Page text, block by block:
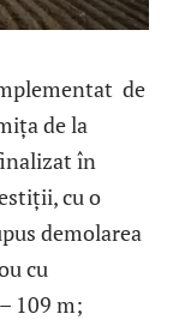
de
de la
în
cu o
demolarea
cu
109 m;